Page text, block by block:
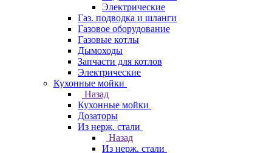
Электрические
Газ. подводка и шланги
Газовое оборудование
Газовые котлы
Дымоходы
Запчасти для котлов
Электрические
Кухонные мойки
Назад
Кухонные мойки
Дозаторы
Из нерж. стали
Назад
Из нерж. стали